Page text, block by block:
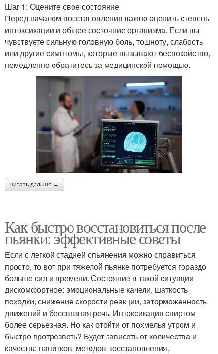
Шаг 1: Оцените свое состояние
Перед началом восстановления важно оценить степень
интоксикации и общее состояние организма. Если вы
чувствуете сильную головную боль, тошноту, слабость
или другие симптомы, которые вызывают беспокойство,
немедленно обратитесь за медицинской помощью.
читать дальше →
Как быстро восстановиться после
пьянки: эффективные советы
Если с легкой стадией опьянения можно справиться
просто, то вот при тяжелой пьянке потребуется гораздо
больше сил и времени. Состояние в такой ситуации
дискомфортное: эмоциональные качели, шаткость
походки, снижение скорости реакции, заторможенность
движений и бессвязная речь. Интоксикация спиртом
более серьезная. Но как отойти от похмелья утром и
быстро протрезветь? Будет зависеть от количества и
качества напитков, методов восстановления.